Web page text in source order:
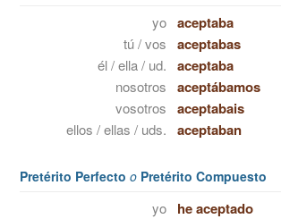
yo aceptaba
tú / vos aceptabas
él / ella / ud. aceptaba
nosotros aceptábamos
vosotros aceptabais
ellos / ellas / uds. aceptaban
Pretérito Perfecto o Pretérito Compuesto
yo he aceptado